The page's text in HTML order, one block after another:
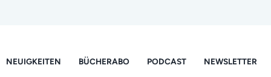
NEUIGKEITEN BÜCHERABO PODCAST NEWSLETTER